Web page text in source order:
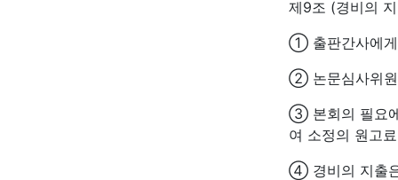
제9조 (경비의
① 출판간사에게
② 논문심사위원
③ 본회의 필요
여 소정의 원고
④ 경비의 지출